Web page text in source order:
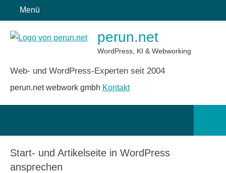
Inhalt
springen
Menü
perun.net
WordPress, KI & Webworking
Web- und WordPress-Experten seit 2004
perun.net webwork gmbh Kontakt
Start- und Artikelseite in WordPress
ansprechen